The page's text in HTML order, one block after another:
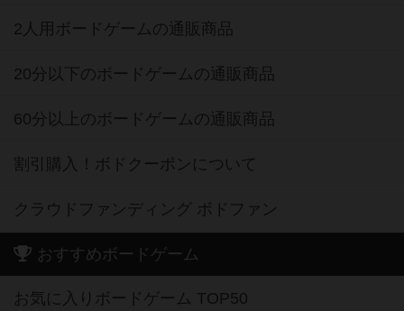
2人用ボードゲームの通販商品
20分以下のボードゲームの通販商品
60分以上のボードゲームの通販商品
割引購入！ボドクーポンについて
クラウドファンディング ボドファン
おすすめボードゲーム
お気に入りボードゲーム TOP50